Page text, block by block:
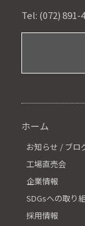
Tel: (072) 891-
ホーム
お知らせ / ブロ
工場直売会
企業情報
SDGsへの取り
採用情報